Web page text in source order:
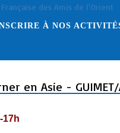
À NOS
en Asie - GUIMET/
17h